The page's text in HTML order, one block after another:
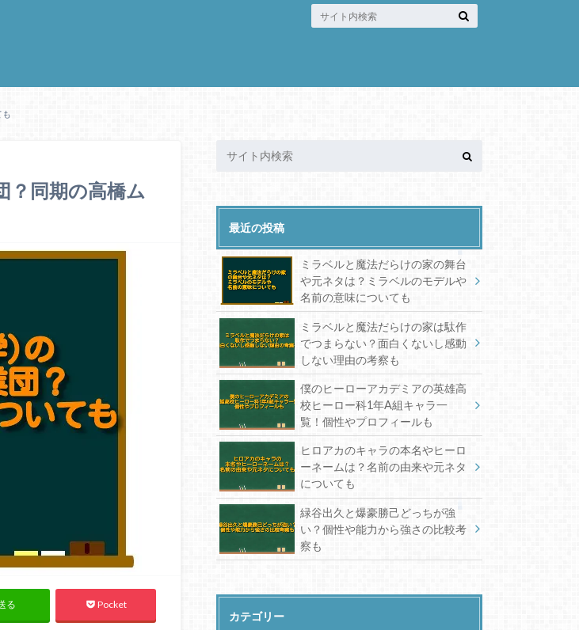
も
？同期の高橋ム
る Pocket
最近の投稿
ミラベルと魔法だらけの家の舞台
や元ネタは？ミラベルのモデルや
名前の意味についても
ミラベルと魔法だらけの家は駄作
でつまらない？面白くないし感動
しない理由の考察も
僕のヒーローアカデミアの英雄高
校ヒーロー科1年A組キャラ一
覧！個性やプロフィールも
ヒロアカのキャラの本名やヒーロ
ーネームは？名前の由来や元ネタ
についても
緑谷出久と爆豪勝己どっちが強
い？個性や能力から強さの比較考
察も
カテゴリー